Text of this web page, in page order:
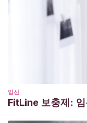
Indian J
https://
(2008).
artificial y sus
ODONTOLOGÍA
임신
FitLine 보충제: